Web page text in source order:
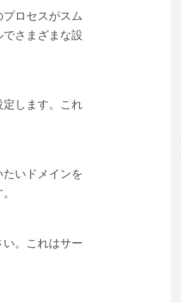
ロセスがスム
さまざまな設
定します。これ
いドメインを
。これはサー